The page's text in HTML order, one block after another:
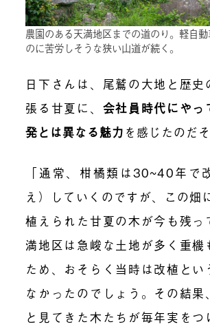
農園のある天満地区までの道のり。軽自
のに苦労しそうな狭い山道が続く。
日下さんは、尾鷲の大地と歴史
張る甘夏に、 会社員時代にやっ
発とは異なる魅力 を感じたのだそ
「通常、柑橘類は30~40年で
え）していくのですが、この畑
植えられた甘夏の木が今も残っ
満地区は 急峻な土地が多く重機
ため、おそらく当時は改植とい
なかったのでしょう。その結果
と見てきた木たちが毎年実をつ